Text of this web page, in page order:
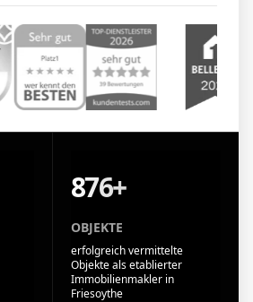
876+
OBJEKTE
erfolgreich vermittelte
Objekte als etablierter
Immobilienmakler in
Friesoythe